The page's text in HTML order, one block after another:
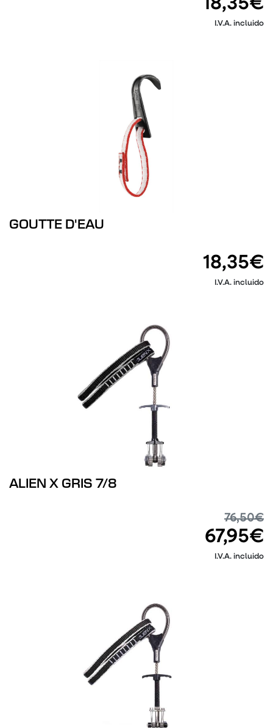
18,35€
I.V.A. incluido
GOUTTE D'EAU
18,35€
I.V.A. incluido
ALIEN X GRIS 7/8
76,50€
67,95€
I.V.A. incluido